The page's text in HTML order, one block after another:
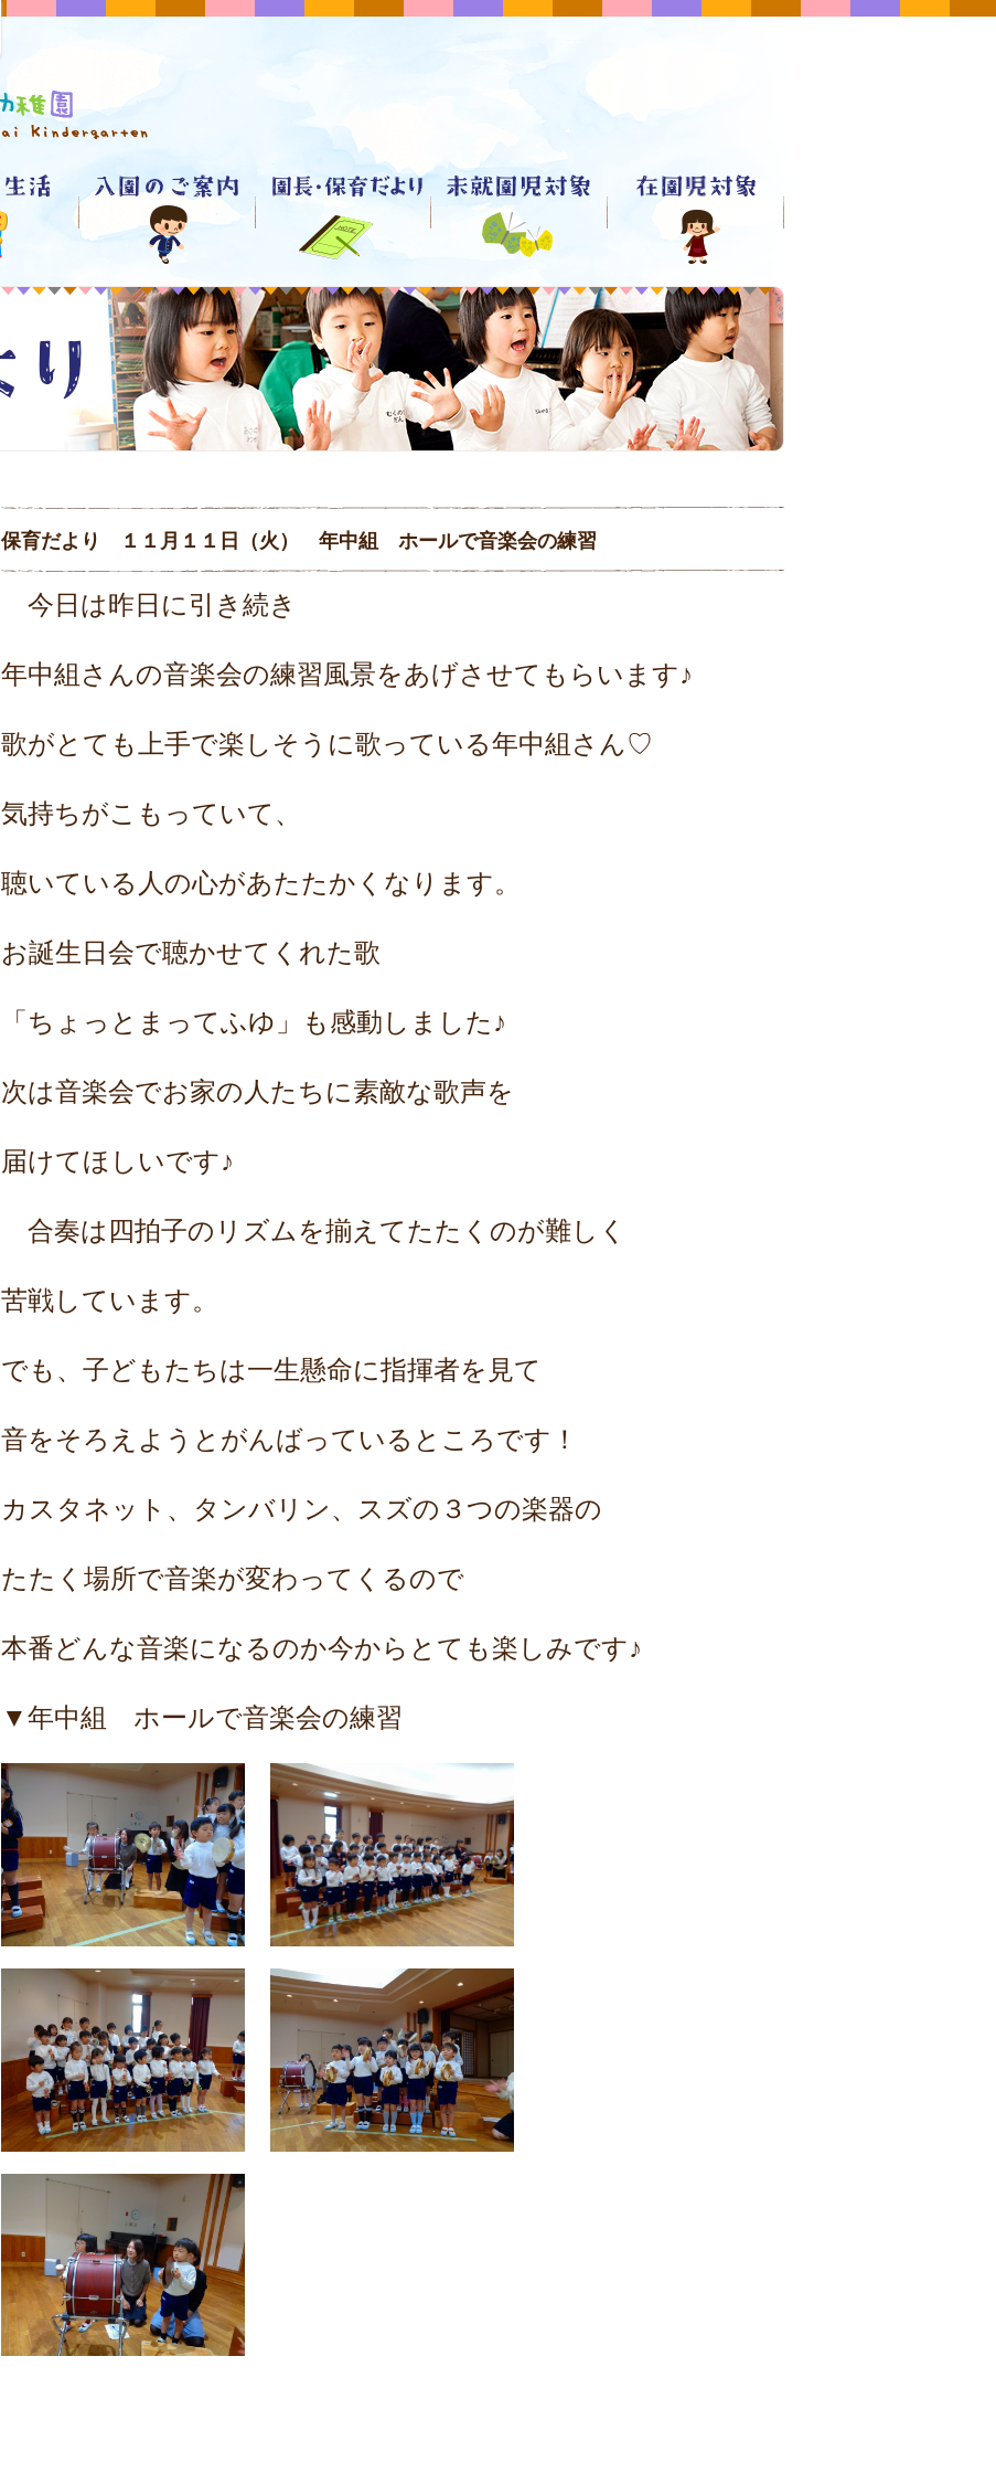
保育だより １１月１１日（火） 年中組 ホールで音楽会の練習
今日は昨日に引き続き
年中組さんの音楽会の練習風景をあげさせてもらいます♪
歌がとても上手で楽しそうに歌っている年中組さん♡
気持ちがこもっていて、
聴いている人の心があたたかくなります。
お誕生日会で聴かせてくれた歌
「ちょっとまってふゆ」も感動しました♪
次は音楽会でお家の人たちに素敵な歌声を
届けてほしいです♪
合奏は四拍子のリズムを揃えてたたくのが難しく
苦戦しています。
でも、子どもたちは一生懸命に指揮者を見て
音をそろえようと がんばっているところです！
カスタネット、タンバリン、スズの３つの楽器の
たたく場所で音楽が変わってくるので
本番どんな音楽になるのか今からとても楽しみです♪
▼年中組 ホールで音楽会の練習